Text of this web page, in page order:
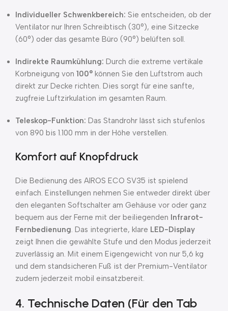
Individueller Schwenkbereich: Sie entscheiden, ob der
Ventilator nur Ihren Schreibtisch (30°), eine Sitzecke
(60°) oder das gesamte Büro (90°) belüften soll.
Indirekte Raumkühlung: Durch die extreme vertikale
Korbneigung von 100° können Sie den Luftstrom auch
direkt zur Decke richten. Dies sorgt für eine sanfte,
zugfreie Luftzirkulation im gesamten Raum.
Teleskop-Funktion: Das Standrohr lässt sich stufenlos
von 890 bis 1.100 mm in der Höhe verstellen.
Komfort auf Knopfdruck
Die Bedienung des AIROS ECO SV35 ist spielend
einfach. Einstellungen nehmen Sie entweder direkt über
den eleganten Softschalter am Gehäuse vor oder ganz
bequem aus der Ferne mit der beiliegenden Infrarot-
Fernbedienung. Das integrierte, klare LED-Display
zeigt Ihnen die gewählte Stufe und den Modus jederzeit
zuverlässig an. Mit einem Eigengewicht von nur 5,6 kg
und dem standsicheren Fuß ist der Premium-Ventilator
zudem jederzeit mobil einsatzbereit.
4. Technische Daten (Für den Tab